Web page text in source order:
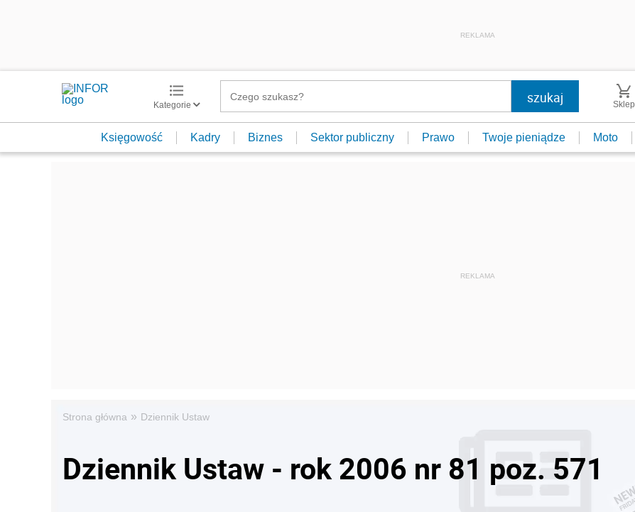
REKLAMA
Kategorie Sklep
Księgowość Kadry Biznes Sektor publiczny Prawo Twoje pieniądze Moto
Strona główna » Dziennik Ustaw
Dziennik Ustaw - rok 2006 nr 81 poz. 571